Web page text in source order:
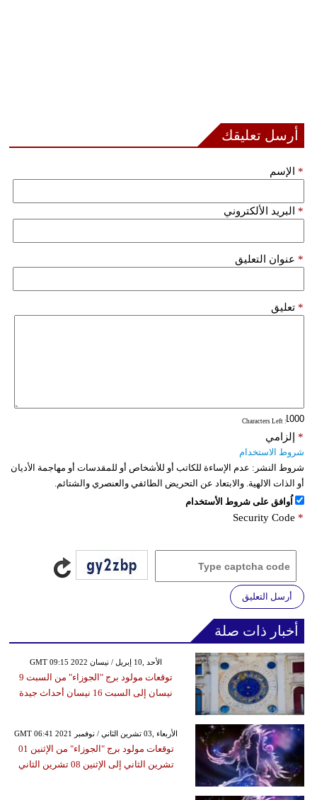
أرسل تعليقك
الإسم *
البريد الألكتروني *
عنوان التعليق *
تعليق *
: Characters Left
إلزامي *
شروط الاستخدام
شروط النشر: عدم الإساءة للكاتب أو للأشخاص أو للمقدسات أو مهاجمة الأديان
أو الذات الالهية. والابتعاد عن التحريض الطائفي والعنصري والشتائم.
اُوافق على شروط الأستخدام
Security Code *
أرسل التعليق
أخبار ذات صلة
GMT 09:15 2022 الأحد ,10 إبريل / نيسان
توقعات مولود برج "الجوزاء" من السبت 9
نيسان إلى السبت 16 نيسان أحداث جيدة
GMT 06:41 2021 الأربعاء ,03 تشرين الثاني / نوفمبر
توقعات مولود برج "الجوزاء" من الإثنين 01
تشرين الثاني إلى الإثنين 08 تشرين الثاني